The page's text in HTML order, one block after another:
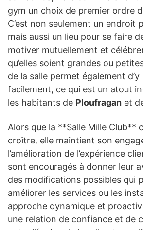
gym un choix de premier ordre
C’est non seulement un endroit
mais aussi un lieu pour se faire
motiver mutuellement et
qu’elles soient grandes ou
de la salle permet également
facilement, ce qui est un atout
les habitants de Ploufragan et
Alors que la **Salle Mille Club**
croître, elle maintient son
l’amélioration de l’expérience
sont encouragés à donner leur
des modifications possibles qui
améliorer les services ou les
approche dynamique et
une relation de confiance et de